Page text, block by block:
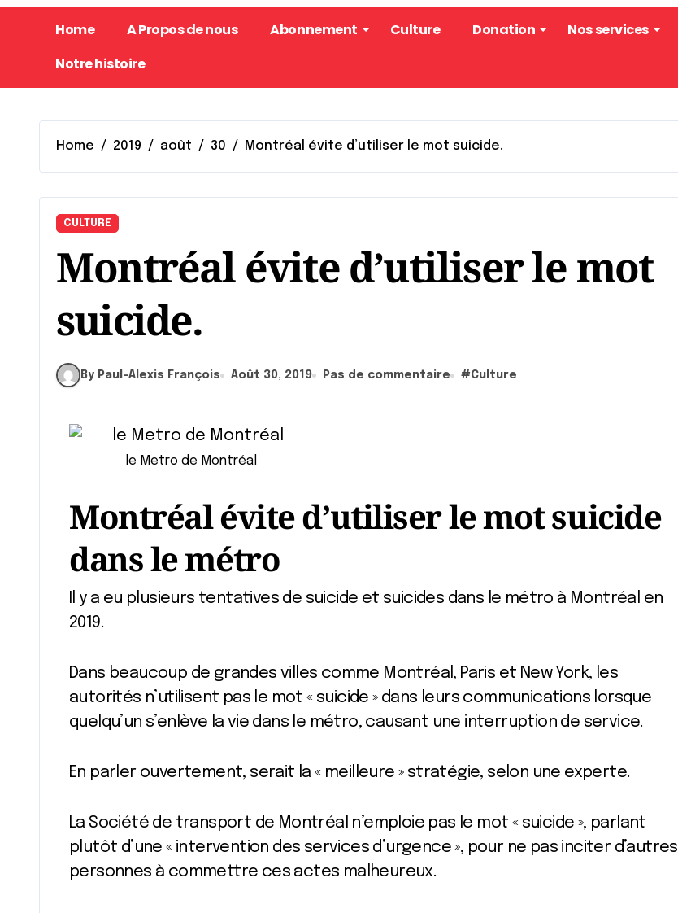
Home A Propos de nous Abonnement Culture Donation Nos services
Notre histoire
Home 2019 août 30 Montréal évite d’utiliser le mot suicide.
CULTURE
Montréal évite d’utiliser le mot
suicide.
By Paul-Alexis François Août 30, 2019 Pas de commentaire #Culture
le Metro de Montréal
Montréal évite d’utiliser le mot suicide
dans le métro
2019.
Dans beaucoup de grandes villes comme Montréal, Paris et New York, les
autorités n’utilisent pas le mot « suicide » dans leurs communications lorsque
quelqu’un s’enlève la vie dans le métro, causant une interruption de service.
En parler ouvertement, serait la « meilleure » stratégie, selon une experte.
La Société de transport de Montréal n’emploie pas le mot « suicide », parlant
plutôt d’une « intervention des services d’urgence », pour ne pas inciter d’autres
personnes à commettre ces actes malheureux.